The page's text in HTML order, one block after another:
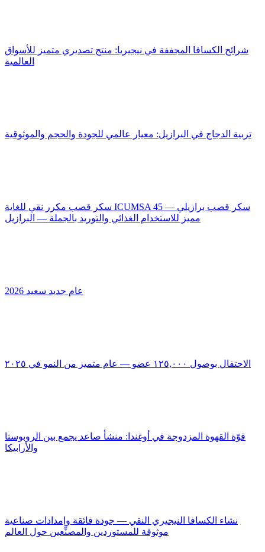
شرائح الكسافا المجففة في نيجيريا: منتج تصديري متميز للأسواق
العالمية
تربية الدجاج في البرازيل: معيار عالمي للجودة والحجم والموثوقية
سكر قصب مكرر نقي للغاية ICUMSA 45 — سكر قصب برازيلي
مميز للاستخدام الغذائي والتوريد بالجملة — البرازيل
عام جديد سعيد 2026
الاحتفال بوصول ١٢٥,٠٠٠ عضو — عام متميز من النمو في ٢٠٢٥
قوّة القهوة المزدوجة في أوغندا: منشأ صاعد يجمع بين الروبوستا
والأرابيكا
نشاء الكسافا النيجيري النقي — جودة فائقة وإمدادات صناعية
موثوقة للمستوردين والمصنِّعين حول العالم